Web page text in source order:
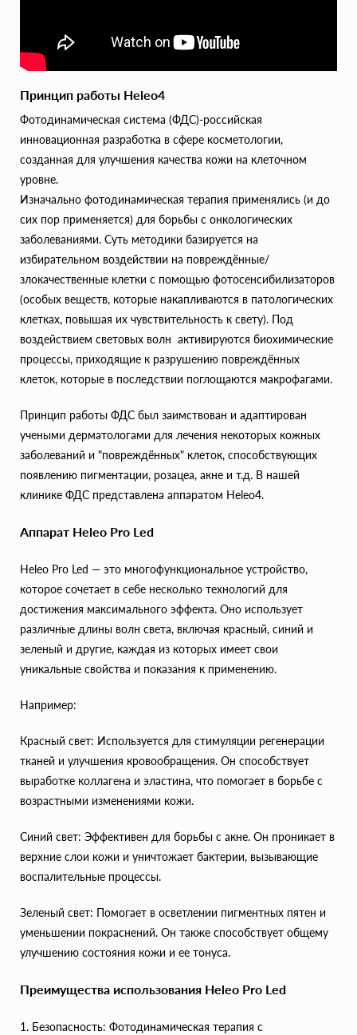
Принцип работы Heleo4
Фотодинамическая система (ФДС)-российская
инновационная разработка в сфере косметологии,
созданная для улучшения качества кожи на клеточном
уровне.
Изначально фотодинамическая терапия применялись (и до
сих пор применяется) для борьбы с онкологических
заболеваниями. Суть методики базируется на
избирательном воздействии на повреждённые/
злокачественные клетки с помощью фотосенсибилизаторов
(особых веществ, которые накапливаются в патологических
клетках, повышая их чувствительность к свету). Под
воздействием световых волн активируются биохимические
процессы, приходящие к разрушению повреждённых
клеток, которые в последствии поглощаются макрофагами.
Принцип работы ФДС был заимствован и адаптирован
учеными дерматологами для лечения некоторых кожных
заболеваний и "повреждённых" клеток, способствующих
появлению пигментации, розацеа, акне и т.д. В нашей
клинике ФДС представлена аппаратом Heleo4.
Аппарат Heleo Pro Led
Heleo Pro Led — это многофункциональное устройство,
которое сочетает в себе несколько технологий для
достижения максимального эффекта. Оно использует
различные длины волн света, включая красный, синий и
зеленый и другие, каждая из которых имеет свои
уникальные свойства и показания к применению.
Например:
Красный свет: Используется для стимуляции регенерации
тканей и улучшения кровообращения. Он способствует
выработке коллагена и эластина, что помогает в борьбе с
возрастными изменениями кожи.
Синий свет: Эффективен для борьбы с акне. Он проникает в
верхние слои кожи и уничтожает бактерии, вызывающие
воспалительные процессы.
Зеленый свет: Помогает в осветлении пигментных пятен и
уменьшении покраснений. Он также способствует общему
улучшению состояния кожи и ее тонуса.
Преимущества использования Heleo Pro Led
1. Безопасность: Фотодинамическая терапия с